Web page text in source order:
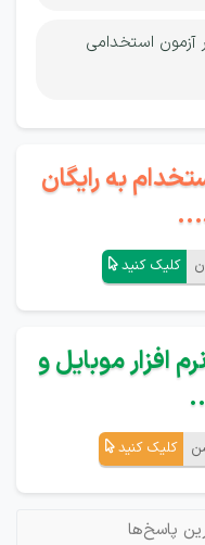
استخدامی
به رایگان
کلیک کنید
افزار موبایل و
کلیک کنید
پاسخ‌ها